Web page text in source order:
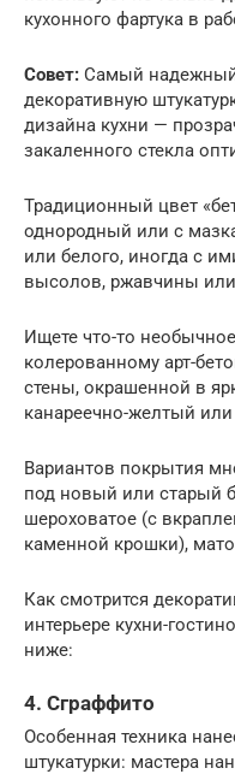
кухонного фартука в
Совет: Самый
декоративную
дизайна кухни —
закаленного стекла
Традиционный цвет
однородный или с
или белого, иногда с
высолов, ржавчины
Ищете что-то
колерованному арт-
стены, окрашенной в
канареечно-желтый
Вариантов покрытия
под новый или старый
шероховатое (с
каменной крошки),
Как смотрится
интерьере кухни-
ниже:
4. Сграффито
Особенная техника
штукатурки: мастера